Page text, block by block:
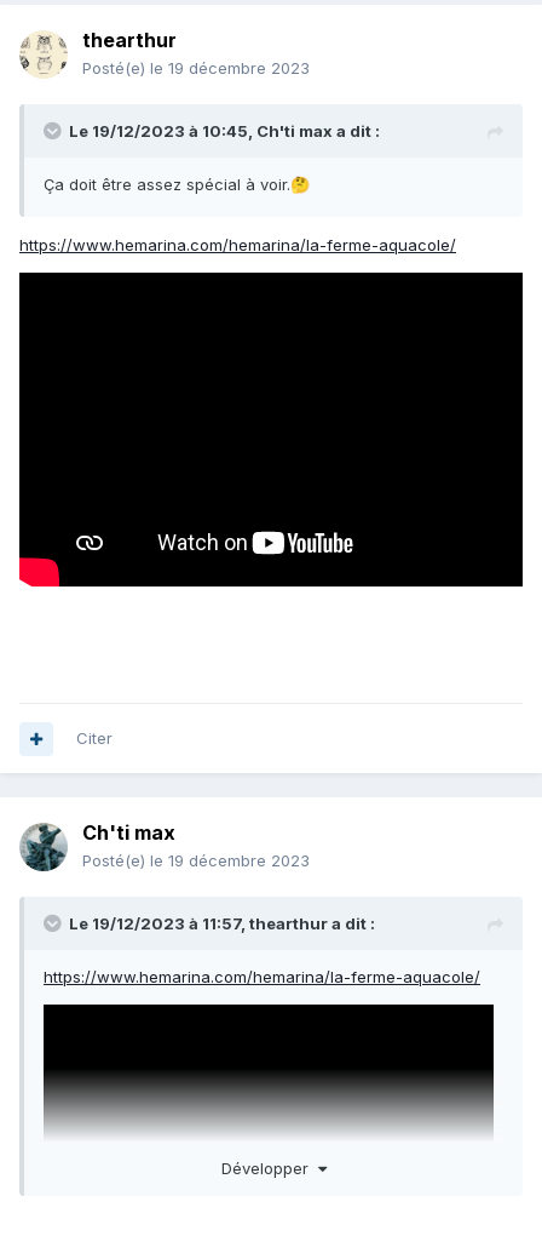
thearthur
Posté(e) le 19 décembre 2023
Le 19/12/2023 à 10:45, Ch'ti max a dit :
Ça doit être assez spécial à voir.🤔
https://www.hemarina.com/hemarina/la-ferme-aquacole/
Citer
Ch'ti max
Posté(e) le 19 décembre 2023
Le 19/12/2023 à 11:57, thearthura dit :
https://www.hemarina.com/hemarina/la-ferme-aquacole/
Développer